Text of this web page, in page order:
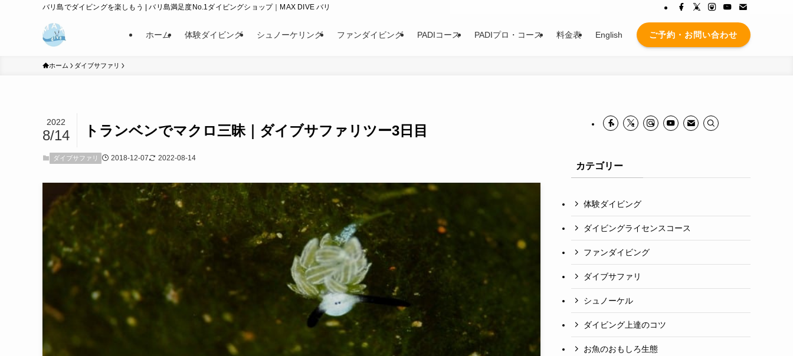
バリ島でダイビングを楽しもう | バリ島満足度No.1ダイビングショップ｜MAX DIVE バリ
ホーム 体験ダイビング シュノーケリング ファンダイビング PADIコース PADIプロ・コース 料金表 English ご予約・お問い合わせ
ホーム ダイブサファリ
トランベンでマクロ三昧｜ダイブサファリツー3日目
2022
8/14
ダイブサファリ 2018-12-07 2022-08-14
カテゴリー
体験ダイビング
ダイビングライセンスコース
ファンダイビング
ダイブサファリ
シュノーケル
ダイビング上達のコツ
お魚のおもしろ生態